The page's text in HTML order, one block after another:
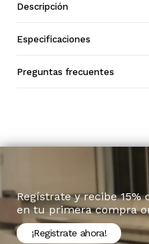
Descripción
Especificaciones
Preguntas frecuentes
Regístrate y recibe 15%
en tu primera compra
¡Registrate ahora!